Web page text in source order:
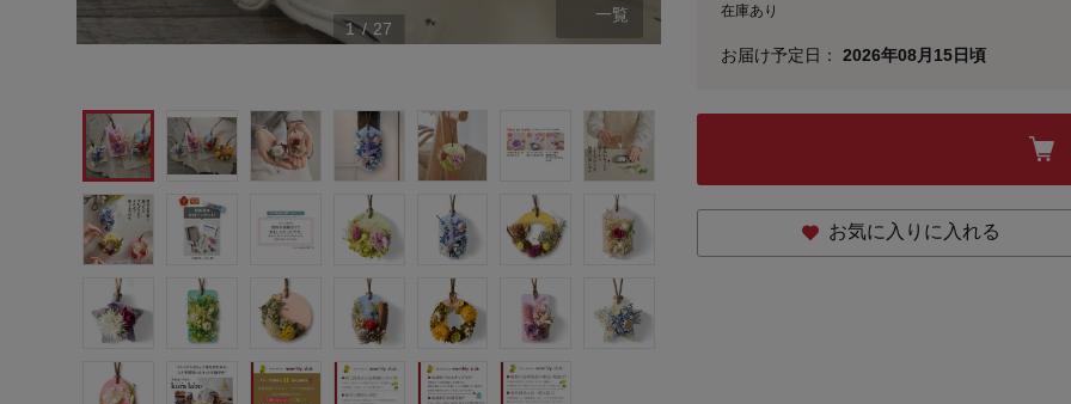
1 / 27
一覧
在庫あり
お届け予定日： 2026年08月15日頃
お気に入りに入れる